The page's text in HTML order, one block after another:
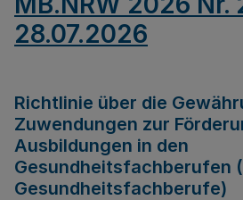
28.07.2026
Richtlinie über die
Zuwendungen zur
Ausbildungen in den
Gesundheitsfachberufen
Gesundheitsfachberufe)